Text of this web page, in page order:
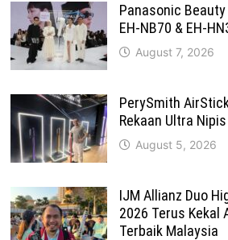
Panasonic
EH-NB70 & EH-
August 7, 2026
PerySmith
Rekaan Ultra
August 5, 2026
IJM Allianz Duo
2026 Terus Kekal
Terbaik Malaysia